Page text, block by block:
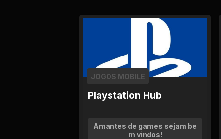
Playstation Hub
JOGOS MOBILE
Amantes de games sejam be
m vindos!